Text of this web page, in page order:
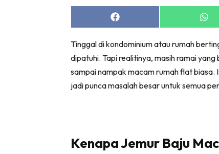
Share
on
Share
on
Tinggal di kondominium atau rumah
dipatuhi. Tapi realitinya, masih ramai
sampai nampak macam rumah flat biasa.
jadi punca masalah besar untuk semua
Kenapa Jemur Baju